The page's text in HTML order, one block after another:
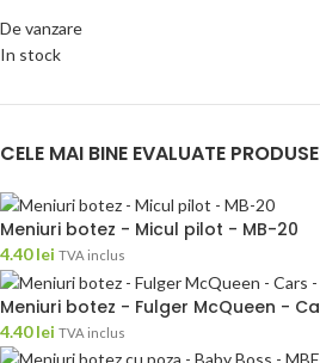
De vanzare
In stock
CELE MAI BINE EVALUATE PRODUSE
Meniuri botez - Micul pilot - MB-20
4.40lei TVA inclus
Meniuri botez - Fulger McQueen -
4.40lei TVA inclus